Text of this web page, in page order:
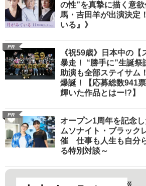
の性”を真摯に描く意
馬・吉田羊が出演決定
いる』》
PR
《祝59歳》日本中の
暴走！ “勝手に”生誕祭
助演も全部ステイサム
爆誕！【応募総数941
輝いた作品とはー!?】
PR
オープン1周年を記念
ムソナイト・ブラック
催 仕事も人生も自分
る特別対談～